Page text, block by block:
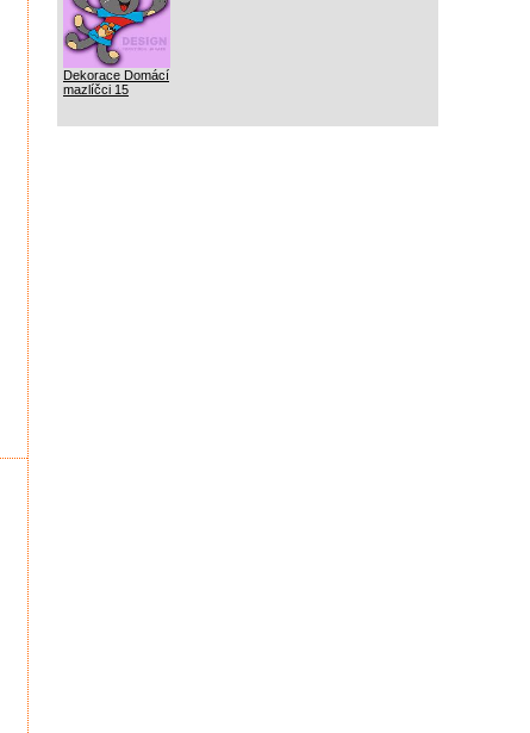
Dekorace Domácí
mazlíčci 15